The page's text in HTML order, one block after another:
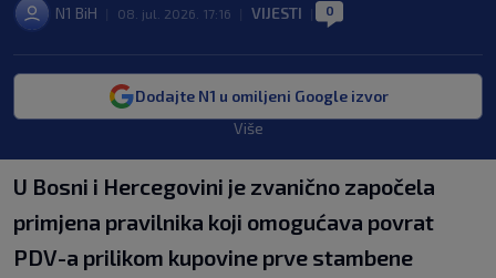
N1 BiH 08. jul. 2026. 17:16 VIJESTI 0
Dodajte N1 u omiljeni Google izvor
Više
U Bosni i Hercegovini je zvanično započela
primjena pravilnika koji omogućava povrat
PDV-a prilikom kupovine prve stambene